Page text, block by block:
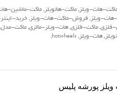
هات-ویلز,ماکت-هاتویلز,ماکت-ماشین-
ویلز, فروش-ماکت-هات-ویلز,خرید-
فلزی,ماکت-فلزی,هات-ویلز-مالزی,ماکت-مدل
,هات-ویلز,
hotwheels
,
پورشه پلیس